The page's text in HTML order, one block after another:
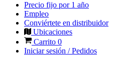
Precio fijo por 1 año
Empleo
Conviértete en distribuidor
Ubicaciones
Carrito 0
Iniciar sesión / Pedidos